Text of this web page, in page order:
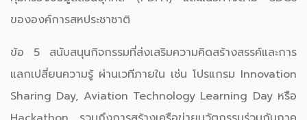
ขององค์การสหประชาชาติ
ข้อ 5 สนับสนุนกิจกรรมที่ส่งเสริมความคิดสร้างสรรค์และการ
แลกเปลี่ยนความรู้ ผ่านเวทีภายใน เช่น โปรแกรม Innovation
Sharing Day, Aviation Technology Learning Day หรือ